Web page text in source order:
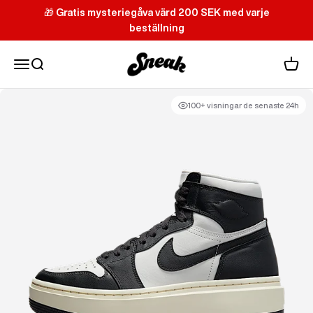
Hoppa till innehållet
🎁 Gratis mysteriegåva värd 200 SEK med varje
beställning
MenySök
Sneak
100+ visningar de senaste 24h